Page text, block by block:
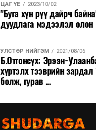
ЦАГ ҮЕ 2023/10/02
"Буга хүн рүү дайрч
дуудлага мэдээлэл олон
УЛСТӨР НИЙГЭМ 2021/08/06
Б.Отгонсүх: Эрээн-
хүртэлх тээврийн зардал
болж, гурав ...